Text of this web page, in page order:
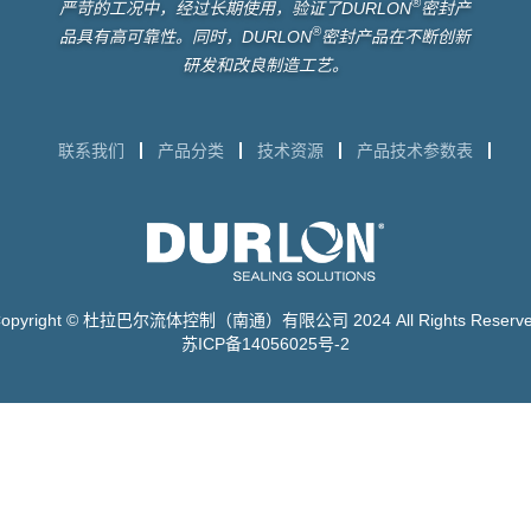
严苛的工况中，经过长期使用，验证了DURLON 密封产
品具有高可靠性。同时，DURLON®密封产品在不断创新
研发和改良制造工艺。
联系我们 产品分类 技术资源 产品技术参数表
© 杜拉巴尔流体控制（南通）有限公司 2024 All Rights
苏ICP备14056025号-2